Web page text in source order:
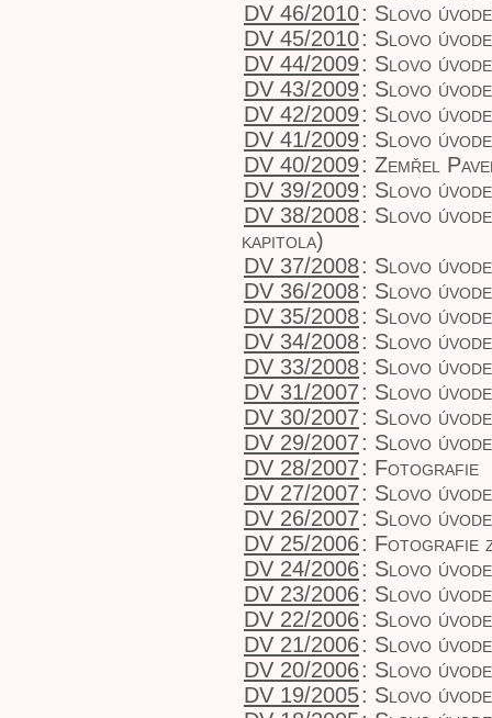
DV 46/2010: Slovo
DV 45/2010: Slovo
DV 44/2009: Slovo
DV 43/2009: Slovo
DV 42/2009: Slovo
DV 41/2009: Slovo
DV 40/2009: Zemřel
DV 39/2009: Slovo
DV 38/2008: Slovo
kapitola)
DV 37/2008: Slovo
DV 36/2008: Slovo
DV 35/2008: Slovo
DV 34/2008: Slovo
DV 33/2008: Slovo
DV 31/2007: Slovo
DV 30/2007: Slovo
DV 29/2007: Slovo
DV 28/2007: Fotografie
DV 27/2007: Slovo
DV 26/2007: Slovo
DV 25/2006: Fotografie
DV 24/2006: Slovo
DV 23/2006: Slovo
DV 22/2006: Slovo
DV 21/2006: Slovo
DV 20/2006: Slovo
DV 19/2005: Slovo